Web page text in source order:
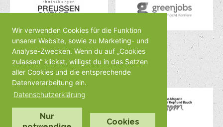
Wir verwenden Cookies für die Funktion
unserer Website, sowie zu Marketing- und
Analyse-Zwecken. Wenn du auf „Cookies
zulassen“ klickst, willigst du in das Setzen
aller Cookies und die entsprechende
Datenverarbeitung ein.
Datenschutzerklärung
Nur
Cookies
MEDIENPARTNER